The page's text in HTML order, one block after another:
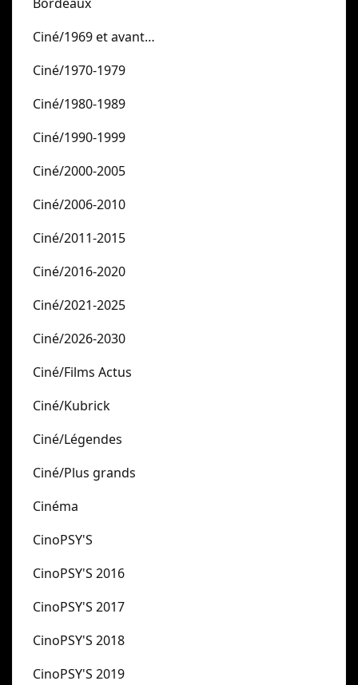
Ciné/1969 et avant…
Ciné/1970-1979
Ciné/1980-1989
Ciné/1990-1999
Ciné/2000-2005
Ciné/2006-2010
Ciné/2011-2015
Ciné/2016-2020
Ciné/2021-2025
Ciné/2026-2030
Ciné/Films Actus
Ciné/Kubrick
Ciné/Légendes
Ciné/Plus grands
Cinéma
CinoPSY'S
CinoPSY'S 2016
CinoPSY'S 2017
CinoPSY'S 2018
CinoPSY'S 2019